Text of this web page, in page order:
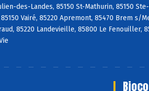
des-Landes, 85150 St-Mathurin, 85150
Vairé, 85220 Apremont, 85470 Brem s/
85220 Landevieille, 85800 Le